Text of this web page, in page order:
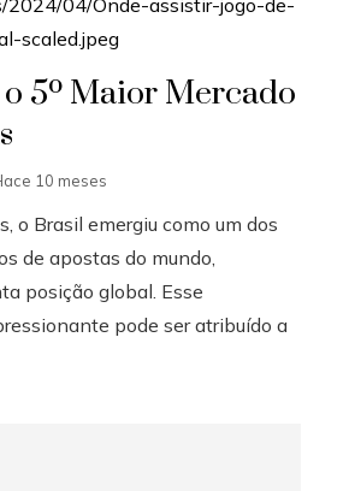
5º Maior Mercado
10 meses
o Brasil emergiu como um dos
de apostas do mundo,
posição global. Esse
pode ser atribuído a